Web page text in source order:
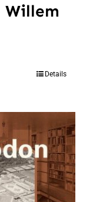
Willem
Details